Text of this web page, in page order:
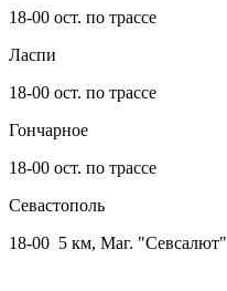
18-00 ост. по трассе
Ласпи
18-00 ост. по трассе
Гончарное
18-00 ост. по трассе
Севастополь
18-00 5 км, Маг. "Севсалют"